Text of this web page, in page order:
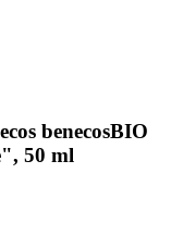
benecosBIO
50 ml